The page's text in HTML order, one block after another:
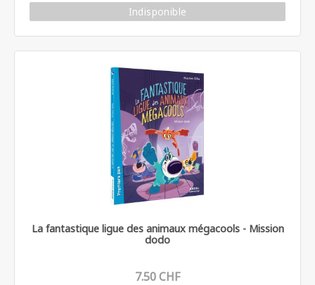
Indisponible
La fantastique ligue des animaux mégacools - Mission
dodo
7.50 CHF